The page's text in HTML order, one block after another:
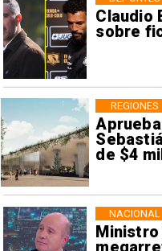
Claudio
sobre
de $4
REGIONES
NACIONAL